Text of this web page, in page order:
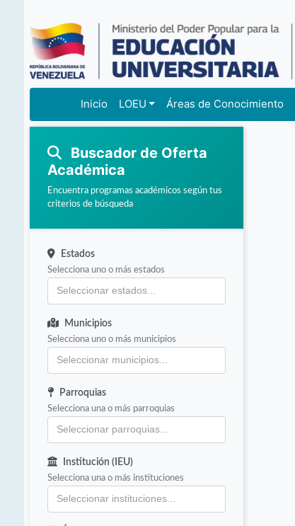
Inicio LOEU Áreas de Conocimiento
Buscador de Oferta
Académica
Encuentra programas académicos según tus
criterios de búsqueda
Estados
Selecciona uno o más estados
Municipios
Selecciona uno o más municipios
Parroquias
Selecciona una o más parroquias
Institución (IEU)
Selecciona una o más instituciones